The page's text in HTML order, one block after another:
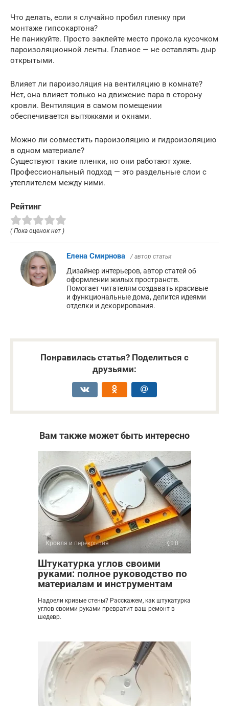
Что делать, если я случайно пробил пленку при
монтаже гипсокартона?
Не паникуйте. Просто заклейте место прокола кусочком
пароизоляционной ленты. Главное — не оставлять дыр
открытыми.
Влияет ли пароизоляция на вентиляцию в комнате?
Нет, она влияет только на движение пара в сторону
кровли. Вентиляция в самом помещении
обеспечивается вытяжками и окнами.
Можно ли совместить пароизоляцию и гидроизоляцию
в одном материале?
Существуют такие пленки, но они работают хуже.
Профессиональный подход — это раздельные слои с
утеплителем между ними.
Рейтинг
( Пока оценок нет )
Елена Смирнова / автор статьи
Дизайнер интерьеров, автор статей об
оформлении жилых пространств.
Помогает читателям создавать красивые
и функциональные дома, делится идеями
отделки и декорирования.
Понравилась статья? Поделиться с
друзьями:
Вам также может быть интересно
Кровля и перекрытия 0
Штукатурка углов своими
руками: полное руководство по
материалам и инструментам
Надоели кривые стены? Расскажем, как штукатурка
углов своими руками превратит ваш ремонт в
шедевр.